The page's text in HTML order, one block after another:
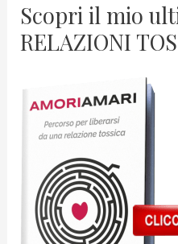
Scopri il mio
RELAZIONI